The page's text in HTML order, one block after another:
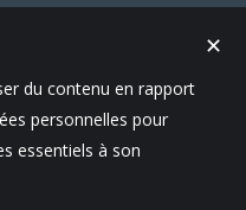
✕
du contenu en rapport
personnelles pour
essentiels à son